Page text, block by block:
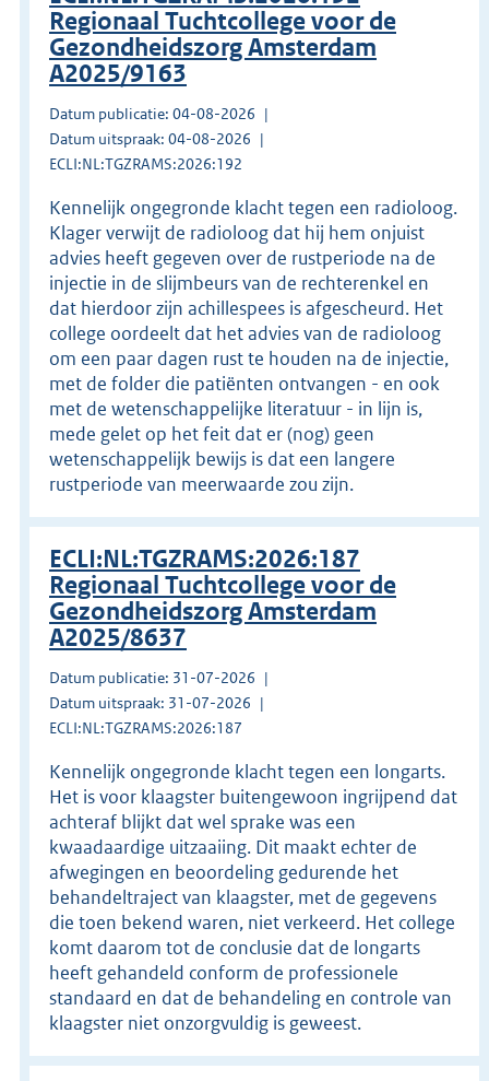
Regionaal Tuchtcollege voor de
Gezondheidszorg Amsterdam
A2025/9163
Datum publicatie: 04-08-2026
Datum uitspraak: 04-08-2026
ECLI:NL:TGZRAMS:2026:192
Kennelijk ongegronde klacht tegen een radioloog.
Klager verwijt de radioloog dat hij hem onjuist
advies heeft gegeven over de rustperiode na de
injectie in de slijmbeurs van de rechterenkel en
dat hierdoor zijn achillespees is afgescheurd. Het
college oordeelt dat het advies van de radioloog
om een paar dagen rust te houden na de injectie,
met de folder die patiënten ontvangen - en ook
met de wetenschappelijke literatuur - in lijn is,
mede gelet op het feit dat er (nog) geen
wetenschappelijk bewijs is dat een langere
rustperiode van meerwaarde zou zijn.
ECLI:NL:TGZRAMS:2026:187
Regionaal Tuchtcollege voor de
Gezondheidszorg Amsterdam
A2025/8637
Datum publicatie: 31-07-2026
Datum uitspraak: 31-07-2026
ECLI:NL:TGZRAMS:2026:187
Kennelijk ongegronde klacht tegen een longarts.
Het is voor klaagster buitengewoon ingrijpend dat
achteraf blijkt dat wel sprake was een
kwaadaardige uitzaaiing. Dit maakt echter de
afwegingen en beoordeling gedurende het
behandeltraject van klaagster, met de gegevens
die toen bekend waren, niet verkeerd. Het college
komt daarom tot de conclusie dat de longarts
heeft gehandeld conform de professionele
standaard en dat de behandeling en controle van
klaagster niet onzorgvuldig is geweest.